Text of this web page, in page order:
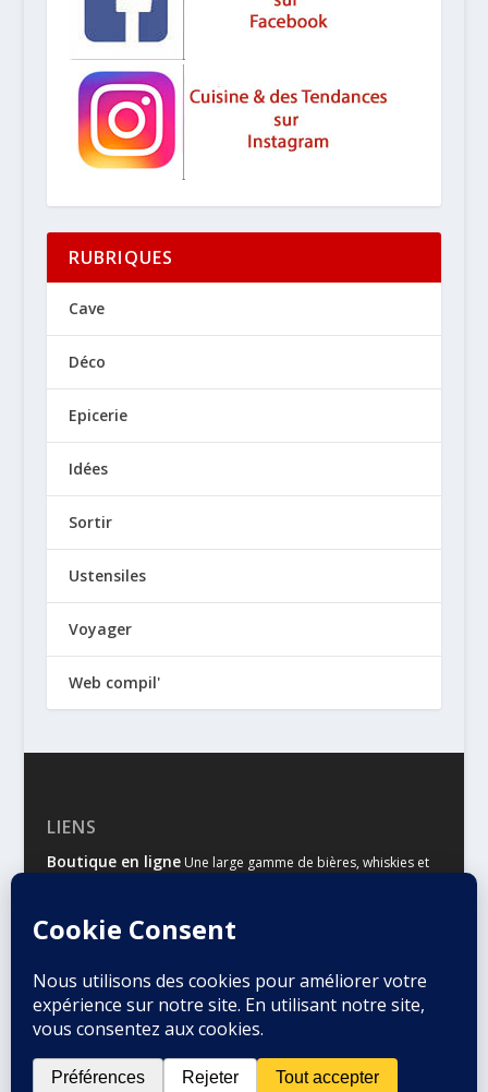
RUBRIQUES
Cave
Déco
Epicerie
Idées
Sortir
Ustensiles
Voyager
Web compil'
LIENS
Boutique en ligneUne large gamme de bières, whiskies et
Malts & HoublonsLe site d’information des amateurs de
Conçu parElegant Themes | Propulsé parWordPress